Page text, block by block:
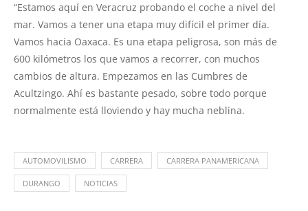
“Estamos aquí en Veracruz probando el coche a nivel del
mar. Vamos a tener una etapa muy difícil el primer día.
Vamos hacia Oaxaca. Es una etapa peligrosa, son más de
600 kilómetros los que vamos a recorrer, con muchos
cambios de altura. Empezamos en las Cumbres de
Acultzingo. Ahí es bastante pesado, sobre todo porque
normalmente está lloviendo y hay mucha neblina.
AUTOMOVILISMO CARRERA CARRERA PANAMERICANA
DURANGO NOTICIAS